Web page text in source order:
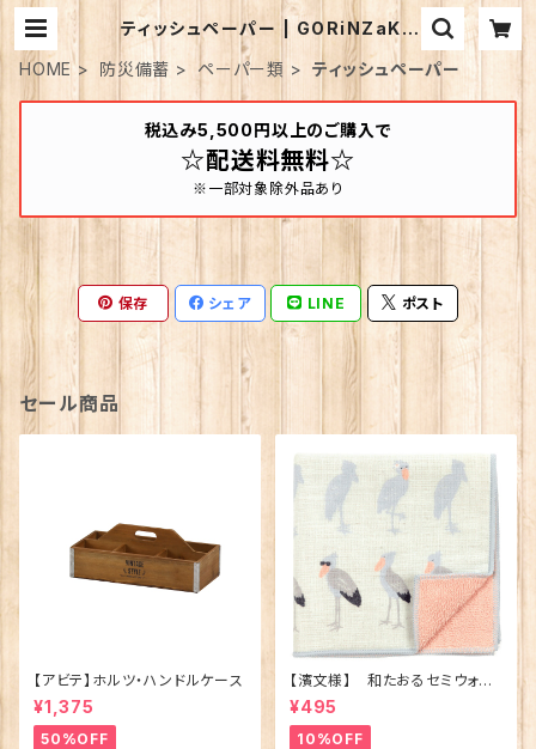
ティッシュペーパー | GORiNZaKK
HOME
防災備蓄 ペーパー類 ティッシュペーパー
税込み5,500円以上のご購入で
☆配送料無料☆
※一部対象除外品あり
保存 シェア LINE ポスト
セール商品
【アビテ】ホルツ・ハンドルケース
¥1,375
50%OFF
【濱文様】 和たおるセミウォッ
シュ ごきげんハシビロコウ
(日本製)
¥495
10%OFF